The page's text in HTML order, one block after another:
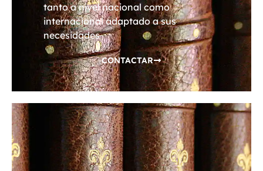
tanto a nivel nacional como
internacional adaptado a sus
necesidades
CONTACTAR